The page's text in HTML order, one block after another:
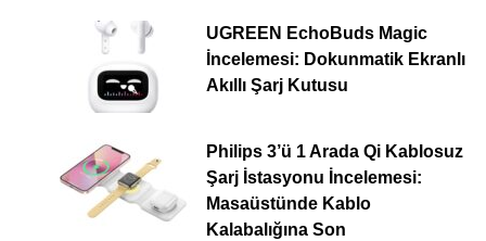
UGREEN EchoBuds Magic
İncelemesi: Dokunmatik Ekranlı
Akıllı Şarj Kutusu
Philips 3’ü 1 Arada Qi Kablosuz
Şarj İstasyonu İncelemesi:
Masaüstünde Kablo
Kalabalığına Son